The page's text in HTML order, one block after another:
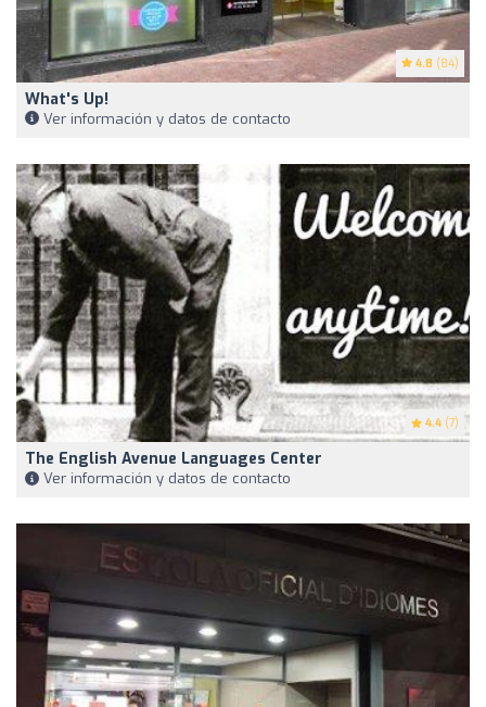
4.8 (84)
What's Up!
Ver información y datos de contacto
4.4 (7)
The English Avenue Languages Center
Ver información y datos de contacto